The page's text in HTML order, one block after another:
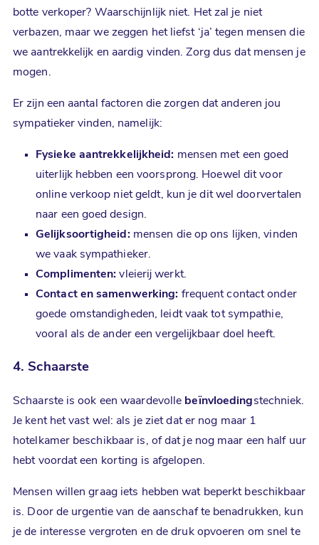
botte verkoper? Waarschijnlijk niet. Het zal je niet
verbazen, maar we zeggen het liefst ‘ja’ tegen mensen die
we aantrekkelijk en aardig vinden. Zorg dus dat mensen je
mogen.
Er zijn een aantal factoren die zorgen dat anderen jou
sympatieker vinden, namelijk:
Fysieke aantrekkelijkheid: mensen met een goed
uiterlijk hebben een voorsprong. Hoewel dit voor
online verkoop niet geldt, kun je dit wel doorvertalen
naar een goed design.
Gelijksoortigheid:mensen die op ons lijken, vinden
we vaak sympathieker.
Complimenten: vleierij werkt.
Contact en samenwerking: frequent contact onder
goede omstandigheden, leidt vaak tot sympathie,
vooral als de ander een vergelijkbaar doel heeft.
4. Schaarste
Schaarste is ook een waardevolle beïnvloedingstechniek.
Je kent het vast wel: als je ziet dat er nog maar 1
hotelkamer beschikbaar is, of dat je nog maar een half uur
hebt voordat een korting is afgelopen.
Mensen willen graag iets hebben wat beperkt beschikbaar
is. Door de urgentie van de aanschaf te benadrukken, kun
je de interesse vergroten en de druk opvoeren om snel te